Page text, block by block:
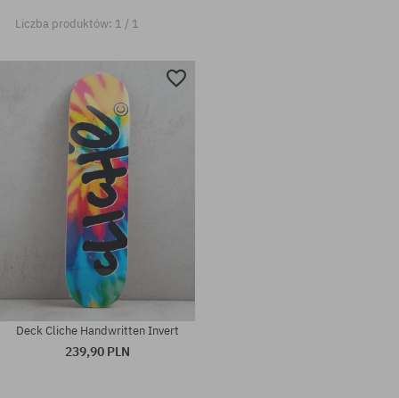
Liczba produktów: 1 / 1
Deck Cliche Handwritten Invert
239,90 PLN